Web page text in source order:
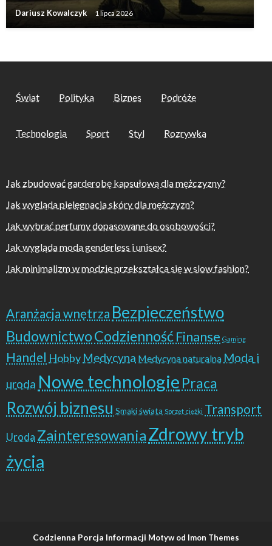
Dariusz Kowalczyk 1 lipca 2026
Świat Polityka Biznes Podróże
Technologia Sport Styl Rozrywka
Jak zbudować garderobę kapsułową dla mężczyzny?
Jak wygląda pielęgnacja skóry dla mężczyzn?
Jak wybrać perfumy dopasowane do osobowości?
Jak wygląda moda genderless i unisex?
Jak minimalizm w modzie przekształca się w slow fashion?
Aranżacja wnętrza Bezpieczeństwo
BudownictwoCodziennośćFinanse Gaming
Handel Hobby Medycyna Medycyna naturalna Moda i
uroda Nowe technologie Praca
Rozwój biznesu Smaki świata Sprzęt ciężki Transport
Uroda ZainteresowaniaZdrowy tryb
życia
Codzienna Porcja Informacji Motyw od Imon Themes